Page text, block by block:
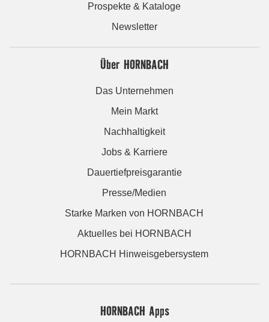
Prospekte & Kataloge
Newsletter
Über HORNBACH
Das Unternehmen
Mein Markt
Nachhaltigkeit
Jobs & Karriere
Dauertiefpreisgarantie
Presse/Medien
Starke Marken von HORNBACH
Aktuelles bei HORNBACH
HORNBACH Hinweisgebersystem
HORNBACH Apps